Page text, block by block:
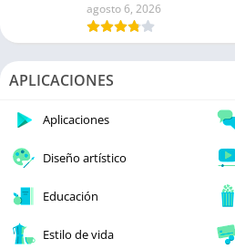
agosto 6, 2026
APLICACIONES
Aplicaciones
Diseño artístico
Educación
Estilo de vida